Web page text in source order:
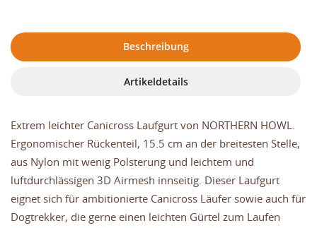
Beschreibung
Artikeldetails
Extrem leichter Canicross Laufgurt von NORTHERN HOWL.
Ergonomischer Rückenteil, 15.5 cm an der breitesten Stelle,
aus Nylon mit wenig Polsterung und leichtem und
luftdurchlässigen 3D Airmesh innseitig. Dieser Laufgurt
eignet sich für ambitionierte Canicross Läufer sowie auch für
Dogtrekker, die gerne einen leichten Gürtel zum Laufen